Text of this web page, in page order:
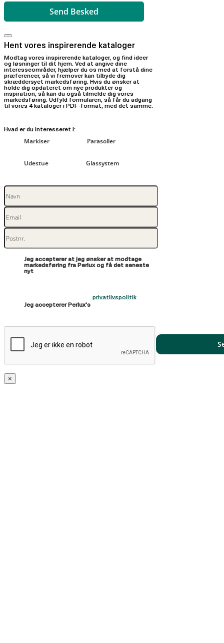
Hent vores inspirerende kataloger
Modtag vores inspirerende kataloger, og find ideer
og løsninger til dit hjem. Ved at angive dine
interesseområder, hjælper du os med at forstå dine
præferencer, så vi fremover kan tilbyde dig
skræddersyet markedsføring. Hvis du ønsker at
holde dig opdateret om nye produkter og
inspiration, så kan du også tilmelde dig vores
markedsføring. Udfyld formularen, så får du adgang
til vores 4 kataloger i PDF-format, med det samme.
Hvad er du interesseret i:
Markiser Parasoller
Udestue Glassystem
Jeg accepterer at jeg ønsker at modtage
markedsføring fra Perlux og få det seneste
nyt
Jeg accepterer Perlux's
privatlivspolitik
×